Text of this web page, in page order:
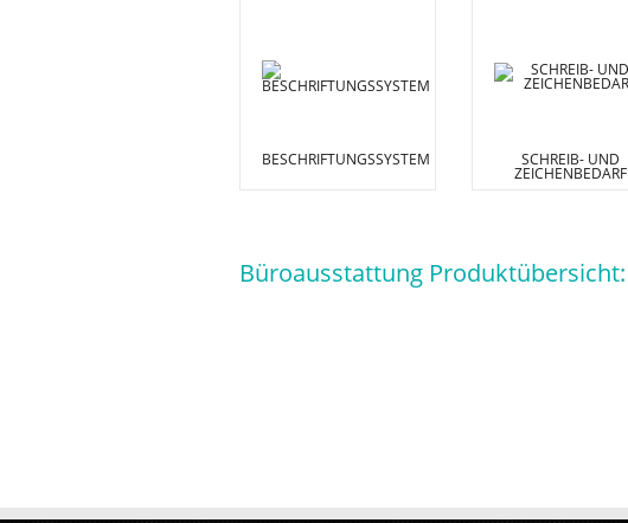
BESCHRIFTUNGSSYSTEM SCHREIB- UND
ZEICHENBEDARF
Büroausstattung Produktübersicht: